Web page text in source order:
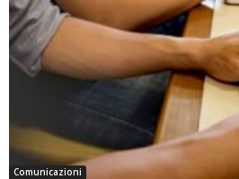
Comunicazioni